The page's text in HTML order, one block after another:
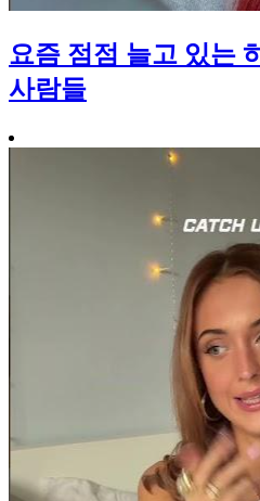
요즘 점점 늘고 있는
사람들